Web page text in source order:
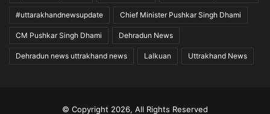
#uttarakhandnewsupdate Chief Minister Pushkar Singh Dhami
CM Pushkar Singh Dhami Dehradun News
Dehradun news uttrakhand news Lalkuan Uttrakhand News
© Copyright 2026, All Rights Reserved